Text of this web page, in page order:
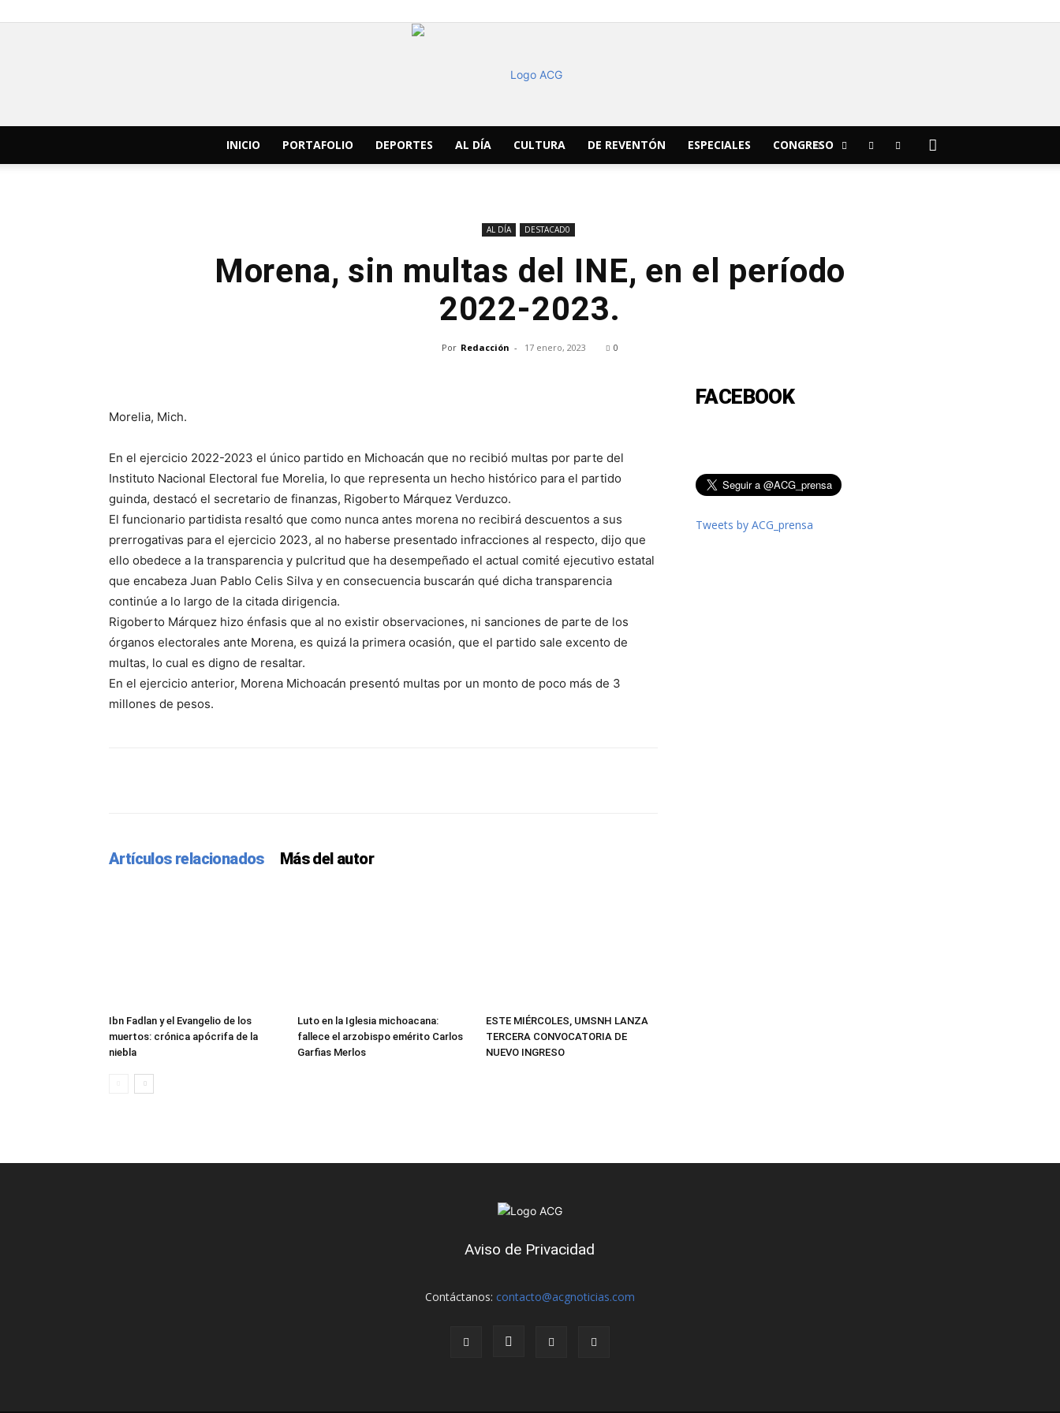
Noticias
INICIO PORTAFOLIO DEPORTES AL DÍA CULTURA DE REVENTÓN ESPECIALES CONGRESO
AL DÍA DESTACAD0
Morena, sin multas del INE, en el período
2022-2023.
Por Redacción - 17 enero, 2023 0
Morelia, Mich.
En el ejercicio 2022-2023 el único partido en Michoacán que no recibió multas por parte del
Instituto Nacional Electoral fue Morelia, lo que representa un hecho histórico para el partido
guinda, destacó el secretario de finanzas, Rigoberto Márquez Verduzco.
El funcionario partidista resaltó que como nunca antes morena no recibirá descuentos a sus
prerrogativas para el ejercicio 2023, al no haberse presentado infracciones al respecto, dijo que
ello obedece a la transparencia y pulcritud que ha desempeñado el actual comité ejecutivo estatal
que encabeza Juan Pablo Celis Silva y en consecuencia buscarán qué dicha transparencia
continúe a lo largo de la citada dirigencia.
Rigoberto Márquez hizo énfasis que al no existir observaciones, ni sanciones de parte de los
órganos electorales ante Morena, es quizá la primera ocasión, que el partido sale excento de
multas, lo cual es digno de resaltar.
En el ejercicio anterior, Morena Michoacán presentó multas por un monto de poco más de 3
millones de pesos.
Artículos relacionados Más del autor
Ibn Fadlan y el Evangelio de los
muertos: crónica apócrifa de la
niebla
Luto en la Iglesia michoacana:
fallece el arzobispo emérito Carlos
Garfias Merlos
ESTE MIÉRCOLES, UMSNH LANZA
TERCERA CONVOCATORIA DE
NUEVO INGRESO
FACEBOOK
Tweets by ACG_prensa
Aviso de Privacidad
Contáctanos: contacto@acgnoticias.com